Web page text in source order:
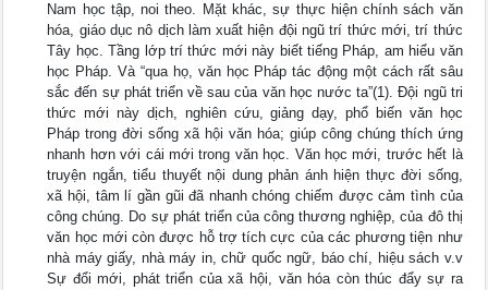
Nam học tập, noi theo. Mặt khác, sự thực hiện chính sách văn
hóa, giáo dục nô dịch làm xuất hiện đội ngũ trí thức mới, trí thức
Tây học. Tầng lớp trí thức mới này biết tiếng Pháp, am hiểu văn
học Pháp. Và “qua họ, văn học Pháp tác động một cách rất sâu
sắc đến sự phát triển về sau của văn học nước ta”(1). Đội ngũ tri
thức mới này dịch, nghiên cứu, giảng dạy, phổ biến văn học
Pháp trong đời sống xã hội văn hóa; giúp công chúng thích ứng
nhanh hơn với cái mới trong văn học. Văn học mới, trước hết là
truyện ngắn, tiểu thuyết nội dung phản ánh hiện thực đời sống,
xã hội, tâm lí gần gũi đã nhanh chóng chiếm được cảm tình của
công chúng. Do sự phát triển của công thương nghiệp, của đô thị
văn học mới còn được hỗ trợ tích cực của các phương tiện như
nhà máy giấy, nhà máy in, chữ quốc ngữ, báo chí, hiệu sách v.v
Sự đổi mới, phát triển của xã hội, văn hóa còn thúc đẩy sự ra